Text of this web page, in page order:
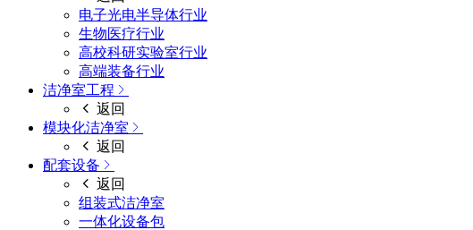
电子光电半导体行业
生物医疗行业
高校科研实验室行业
高端装备行业
洁净室工程
返回
模块化洁净室
返回
配套设备
返回
组装式洁净室
一体化设备包